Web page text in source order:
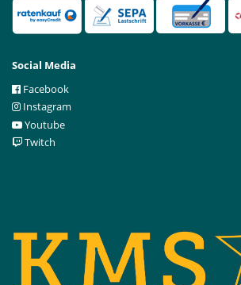
Social Media
Facebook
Instagram
Youtube
Twitch